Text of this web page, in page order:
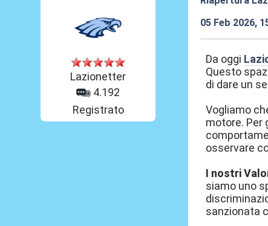
Lazionetter
4.192
Registrato
05 Feb 2026,
Da oggi
Questo
di dare un
Vogliamo
motore. Per
osservare
I nostri
siamo uno
sanzionata